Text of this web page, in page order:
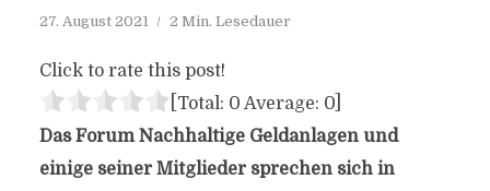
27. August 2021 2 Min. Lesedauer
Click to rate this post!
[Total: 0 Average: 0]
Das Forum Nachhaltige Geldanlagen und
einige seiner Mitglieder sprechen sich in